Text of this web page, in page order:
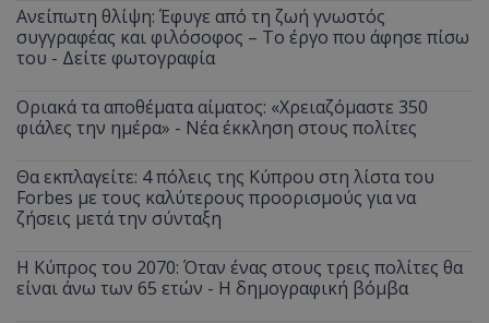
Ανείπωτη θλίψη: Έφυγε από τη ζωή γνωστός
συγγραφέας και φιλόσοφος – Το έργο που άφησε πίσω
του - Δείτε φωτογραφία
Οριακά τα αποθέματα αίματος: «Χρειαζόμαστε 350
φιάλες την ημέρα» - Νέα έκκληση στους πολίτες
Θα εκπλαγείτε: 4 πόλεις της Κύπρου στη λίστα του
Forbes με τους καλύτερους προορισμούς για να
ζήσεις μετά την σύνταξη
Η Κύπρος του 2070: Όταν ένας στους τρεις πολίτες θα
είναι άνω των 65 ετών - Η δημογραφική βόμβα